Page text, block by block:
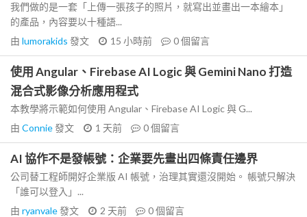
我們做的是一套「上傳一張孩子的照片，就寫出並畫出一本繪本」
的產品，內容要以十種語...
由 lumorakids 發文 15 小時前 0個留言
使用 Angular、Firebase AI Logic 與 Gemini Nano 打造
混合式影像分析應用程式
本教學將示範如何使用 Angular、Firebase AI Logic 與 G...
由 Connie發文 1 天前 0個留言
AI 協作不是發帳號：企業要先畫出四條責任邊界
公司替工程師開好企業版 AI 帳號，治理其實還沒開始。 帳號只解決
「誰可以登入」...
由 ryanvale發文 2 天前 0個留言